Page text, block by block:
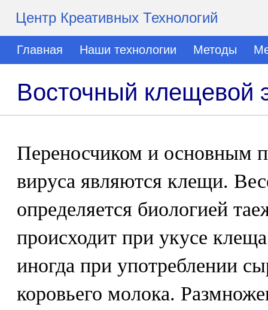
Центр Креативных Технологий
Главная Наши технологии Методы
Восточный клещевой
Переносчиком и основным
вируса являются клещи.
определяется биологией
происходит при укусе
иногда при употреблении
коровьего молока.